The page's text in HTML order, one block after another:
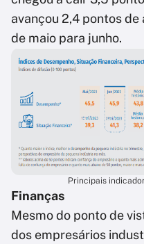
avançou 2,4 pontos
de maio para junho.
Principais
Finanças
Mesmo do ponto de
dos empresários